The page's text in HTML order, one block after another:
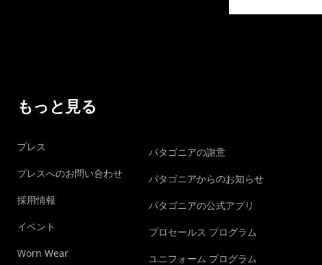
もっと見る
プレス
プレスへのお問い合わせ
採用情報
イベント
Worn Wear
パタゴニアの謝意
パタゴニアからのお知らせ
パタゴニアの公式アプリ
プロセールス プログラム
ユニフォーム プログラム